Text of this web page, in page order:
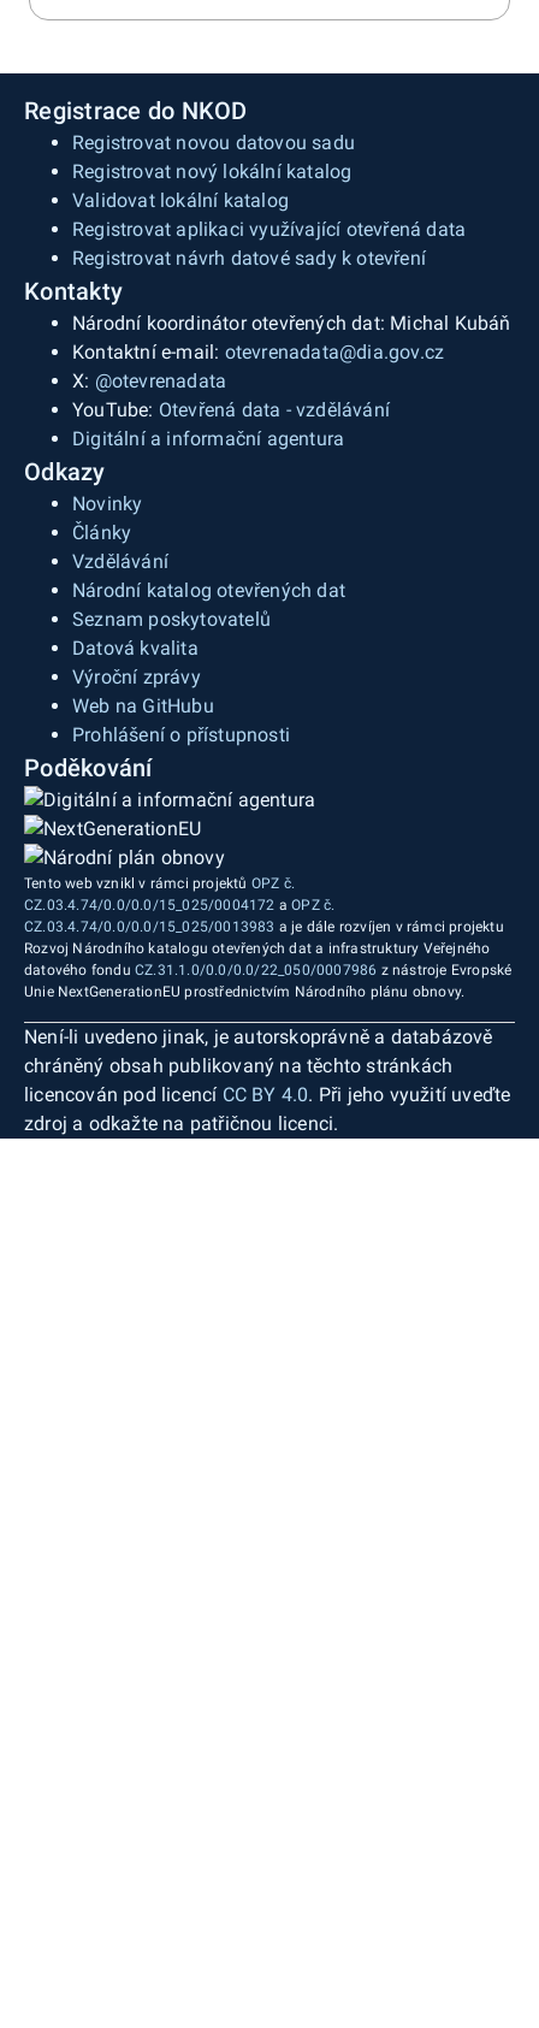
Registrace do NKOD
Registrovat novou datovou sadu
Registrovat nový lokální katalog
Validovat lokální katalog
Registrovat aplikaci využívající otevřená data
Registrovat návrh datové sady k otevření
Kontakty
Národní koordinátor otevřených dat: Michal Kubáň
Kontaktní e-mail: otevrenadata@dia.gov.cz
X: @otevrenadata
YouTube: Otevřená data - vzdělávání
Digitální a informační agentura
Odkazy
Novinky
Články
Vzdělávání
Národní katalog otevřených dat
Seznam poskytovatelů
Datová kvalita
Výroční zprávy
Web na GitHubu
Prohlášení o přístupnosti
Poděkování
Tento web vznikl v rámci projektů OPZ č.
CZ.03.4.74/0.0/0.0/15_025/0004172 aOPZ č.
CZ.03.4.74/0.0/0.0/15_025/0013983 a je dále rozvíjen v rámci projektu
Rozvoj Národního katalogu otevřených dat a infrastruktury Veřejného
datového fondu CZ.31.1.0/0.0/0.0/22_050/0007986 z nástroje Evropské
Unie NextGenerationEU prostřednictvím Národního plánu obnovy.
Není-li uvedeno jinak, je autorskoprávně a databázově
chráněný obsah publikovaný na těchto stránkách
licencován pod licencí CC BY 4.0. Při jeho využití uveďte
zdroj a odkažte na patřičnou licenci.